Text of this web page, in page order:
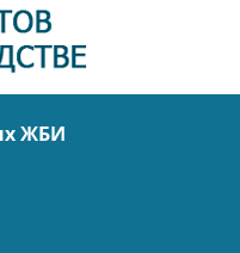
ЖБИ